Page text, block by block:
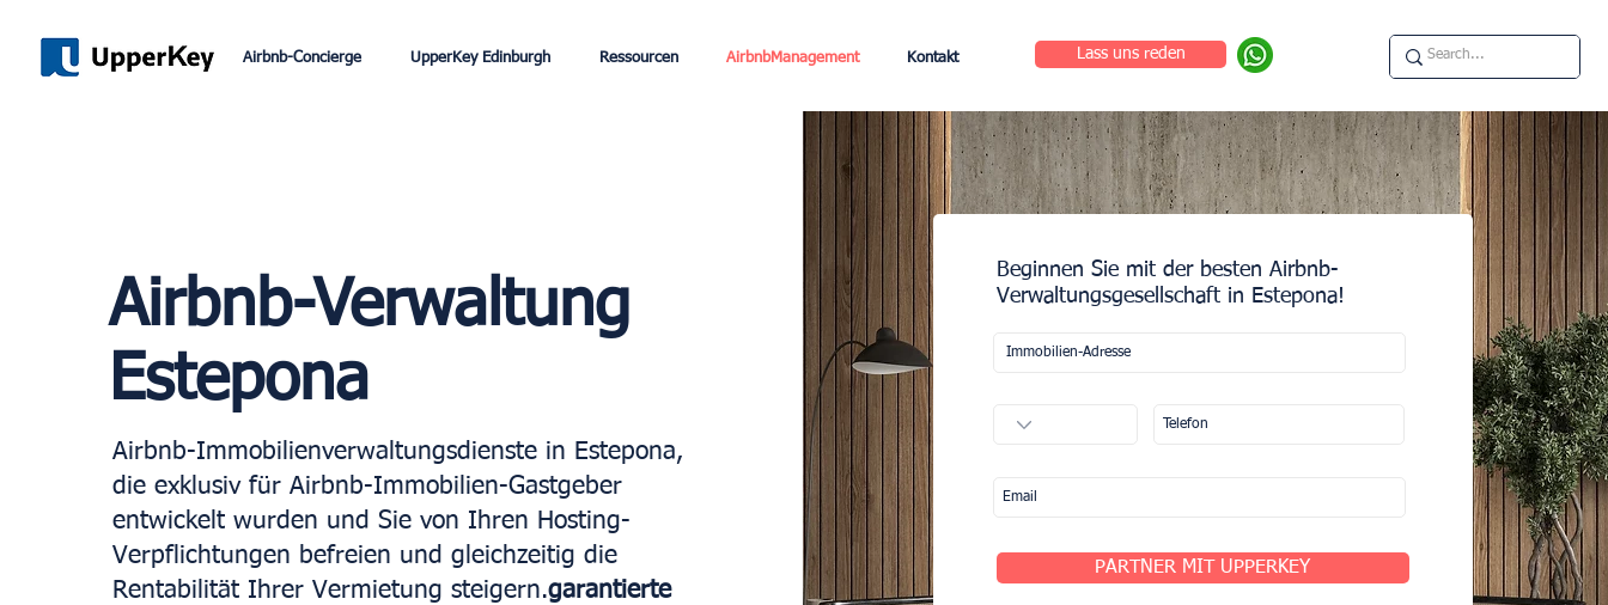
Airbnb-Concierge UpperKey Edinburgh Ressourcen AirbnbManagement Kontakt Lass uns reden
Airbnb-Verwaltung
Estepona
Airbnb-Immobilienverwaltungsdienste in Estepona,
die exklusiv für Airbnb-Immobilien-Gastgeber
entwickelt wurden und Sie von Ihren Hosting-
Verpflichtungen befreien und gleichzeitig die
Rentabilität Ihrer Vermietung steigern.garantierte
Beginnen Sie mit der besten Airbnb-
Verwaltungsgesellschaft in Estepona!
PARTNER MIT UPPERKEY